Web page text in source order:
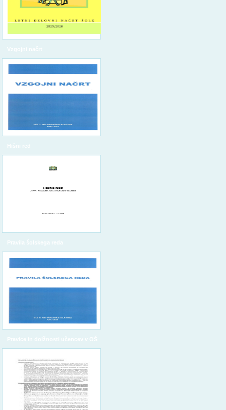
Vzgojni načrt
Hišni red
Pravila šolskega reda
Pravice in dolžnosti učencev v OŠ